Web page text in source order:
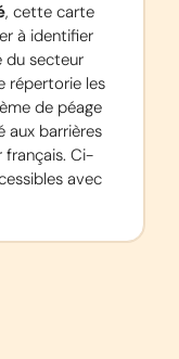
, cette carte
à identifier
du secteur
répertorie les
de péage
aux barrières
français. Ci-
avec